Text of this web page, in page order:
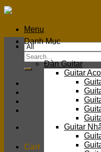
Skip
to
contentMenu
Search
for:
Cart
Danh Mục
Đàn Guitar
Guitar
Guitar